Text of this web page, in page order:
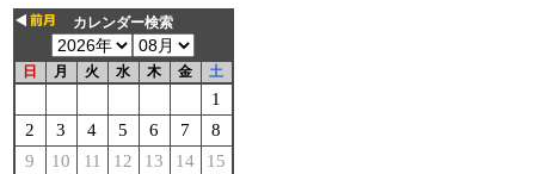
カレンダー検索
日 月 火 水 木 金 土
1
2
3 4 5 6 7
8
9
10 11 12 13 14
15